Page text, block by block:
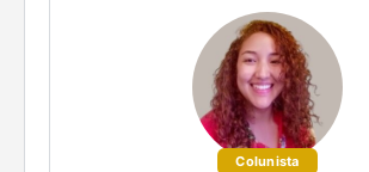
Colunista